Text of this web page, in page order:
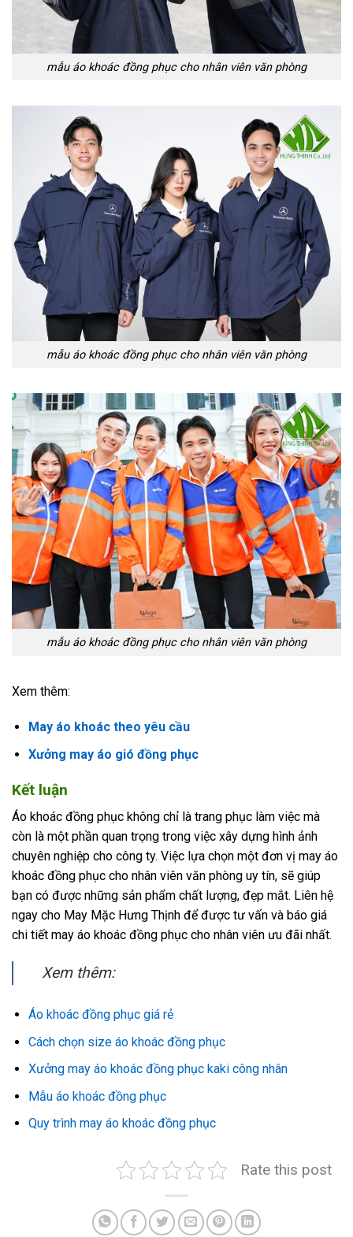
mẫu áo khoác đồng phục cho nhân viên văn phòng
mẫu áo khoác đồng phục cho nhân viên văn phòng
mẫu áo khoác đồng phục cho nhân viên văn phòng
Xem thêm:
May áo khoác theo yêu cầu
Xưởng may áo gió đồng phục
Kết luận
Áo khoác đồng phục không chỉ là trang phục làm việc mà
còn là một phần quan trọng trong việc xây dựng hình ảnh
chuyên nghiệp cho công ty. Việc lựa chọn một đơn vị may áo
khoác đồng phục cho nhân viên văn phòng uy tín, sẽ giúp
bạn có được những sản phẩm chất lượng, đẹp mắt. Liên hệ
ngay cho May Mặc Hưng Thịnh để được tư vấn và báo giá
chi tiết may áo khoác đồng phục cho nhân viên ưu đãi nhất.
Xem thêm:
Áo khoác đồng phục giá rẻ
Cách chọn size áo khoác đồng phục
Xưởng may áo khoác đồng phục kaki công nhân
Mẫu áo khoác đồng phục
Quy trình may áo khoác đồng phục
Rate this post